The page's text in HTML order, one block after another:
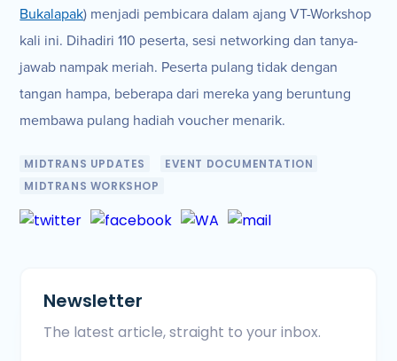
Bukalapak) menjadi pembicara dalam ajang VT-Workshop
kali ini. Dihadiri 110 peserta, sesi networking dan tanya-
jawab nampak meriah. Peserta pulang tidak dengan
tangan hampa, beberapa dari mereka yang beruntung
membawa pulang hadiah voucher menarik.
MIDTRANS UPDATES
EVENT DOCUMENTATION
MIDTRANS WORKSHOP
Newsletter
The latest article, straight to your inbox.